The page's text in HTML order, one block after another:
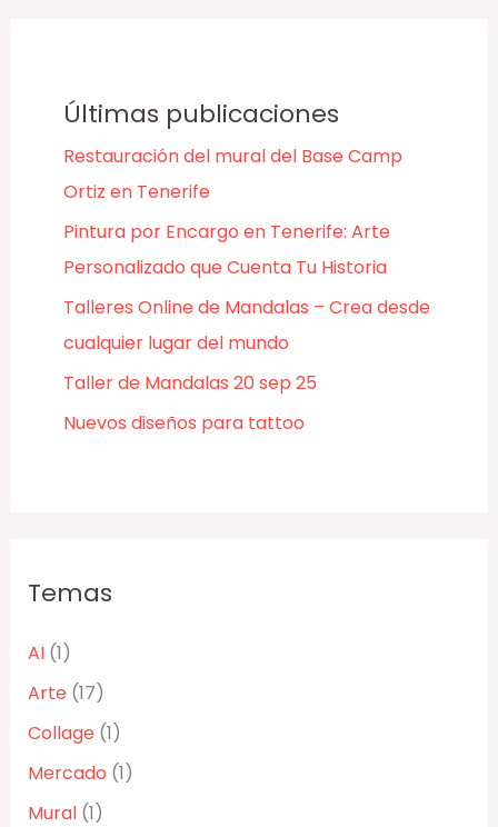
Últimas publicaciones
Restauración del mural del Base Camp
Ortiz en Tenerife
Pintura por Encargo en Tenerife: Arte
Personalizado que Cuenta Tu Historia
Talleres Online de Mandalas – Crea desde
cualquier lugar del mundo
Taller de Mandalas 20 sep 25
Nuevos diseños para tattoo
Temas
AI(1)
Arte (17)
Collage (1)
Mercado (1)
Mural(1)